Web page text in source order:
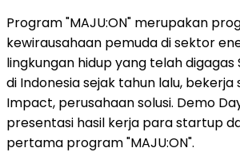
Program "MAJU:ON" merupakan
kewirausahaan pemuda di sektor
lingkungan hidup yang telah digagas
di Indonesia sejak tahun lalu, bekerja
Impact, perusahaan solusi. Demo
presentasi hasil kerja para startup
pertama program "MAJU:ON".